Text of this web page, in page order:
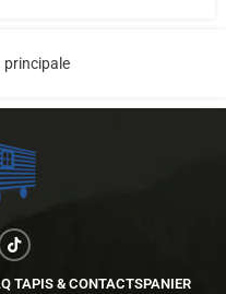
principale
TAPIS & CONTACTSPANIER